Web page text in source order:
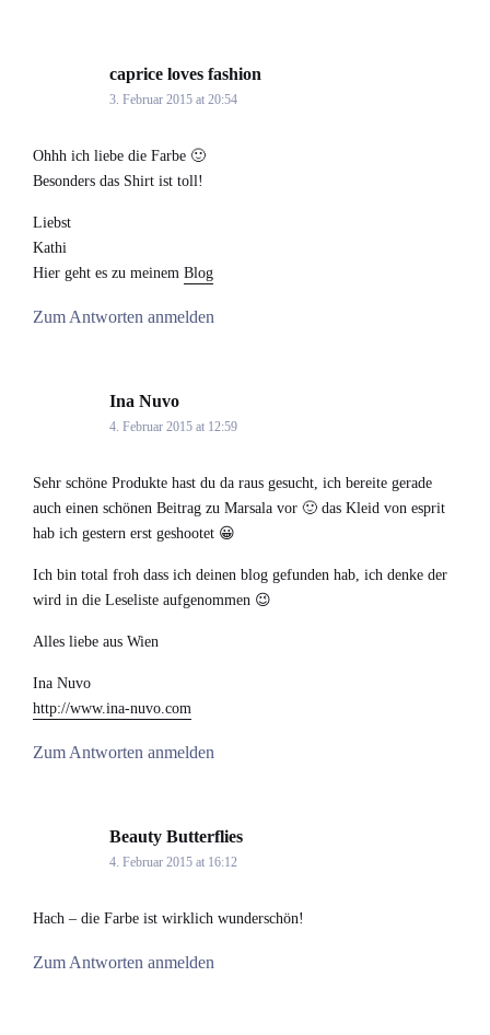
caprice loves fashion
3. Februar 2015 at 20:54
Ohhh ich liebe die Farbe 🙂
Besonders das Shirt ist toll!
Liebst
Kathi
Hier geht es zu meinem Blog
Zum Antworten anmelden
Ina Nuvo
4. Februar 2015 at 12:59
Sehr schöne Produkte hast du da raus gesucht, ich bereite gerade
auch einen schönen Beitrag zu Marsala vor 🙂 das Kleid von esprit
hab ich gestern erst geshootet 😀
Ich bin total froh dass ich deinen blog gefunden hab, ich denke der
wird in die Leseliste aufgenommen 😉
Alles liebe aus Wien
Ina Nuvo
http://www.ina-nuvo.com
Zum Antworten anmelden
Beauty Butterflies
4. Februar 2015 at 16:12
Hach – die Farbe ist wirklich wunderschön!
Zum Antworten anmelden